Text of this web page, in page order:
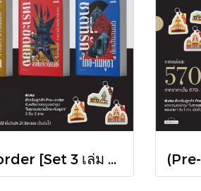
Pre-order [Set 3 เล่ม ] หนังสือชุดความสัมพันธ์ "ไทย-กัมพูชา" / มติชน